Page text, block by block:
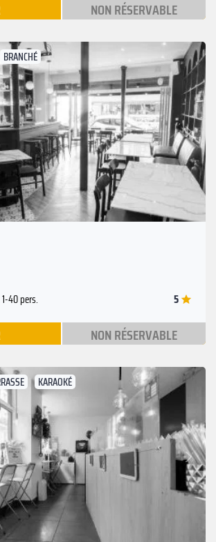
NON RÉSERVABLE
BRANCHÉ
Suivant
40 pers. 5
NON RÉSERVABLE
KARAOKÉ
Suivant